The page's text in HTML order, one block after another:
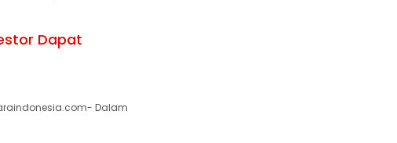
Dapat
Dalam